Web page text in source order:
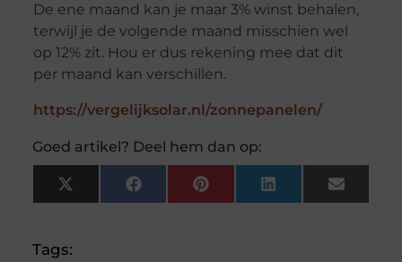
De ene maand kan je maar 3% winst behalen,
terwijl je de volgende maand misschien wel
op 12% zit. Hou er dus rekening mee dat dit
per maand kan verschillen.
https://vergelijksolar.nl/zonnepanelen/
Goed artikel? Deel hem dan op:
X
(Twitter)
FacebookPinterestLinkedInEmail
Tags: